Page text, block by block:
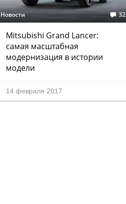
Новости 32
Mitsubishi Grand Lancer:
самая масштабная
модернизация в истории
модели
14 февраля 2017